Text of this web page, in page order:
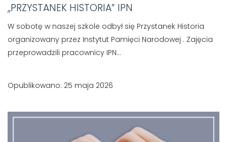
,,PRZYSTANEK HISTORIA” IPN
W sobotę w naszej szkole odbył się Przystanek Historia
organizowany przez Instytut Pamięci Narodowej . Zajęcia
przeprowadzili pracownicy IPN...
Opublikowano: 25 maja 2026